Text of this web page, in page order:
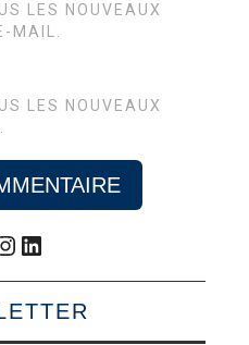
LES NOUVEAUX
MAIL.
LES NOUVEAUX
LinkedIn